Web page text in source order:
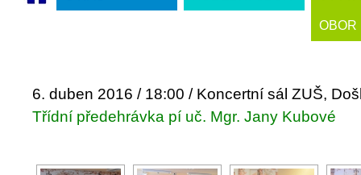
OBOR
6. duben 2016 / 18:00 / Koncertní sál ZUŠ,
Třídní předehrávka pí uč. Mgr. Jany Kubové